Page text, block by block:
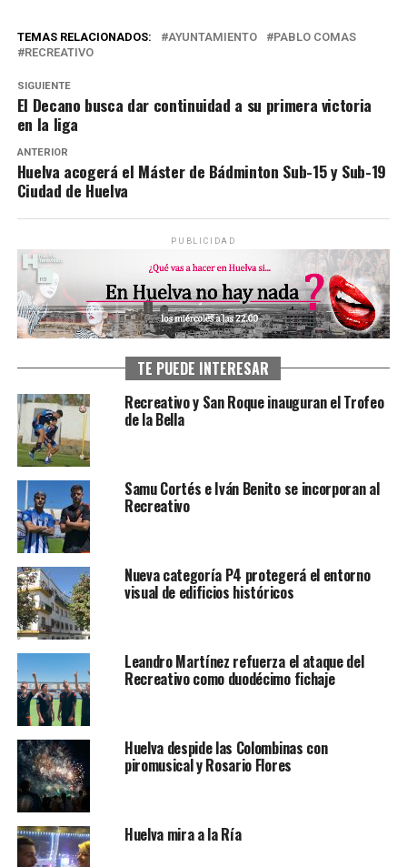
TEMAS RELACIONADOS: AYUNTAMIENTO
PABLO COMAS
RECREATIVO
SIGUIENTE
El Decano busca dar continuidad a su primera victoria
en la liga
ANTERIOR
Huelva acogerá el Máster de Bádminton Sub-15 y Sub-19
Ciudad de Huelva
PUBLICIDAD
TE PUEDE INTERESAR
Recreativo y San Roque inauguran el Trofeo
de la Bella
Samu Cortés e Iván Benito se incorporan al
Recreativo
Nueva categoría P4 protegerá el entorno
visual de edificios históricos
Leandro Martínez refuerza el ataque del
Recreativo como duodécimo fichaje
Huelva despide las Colombinas con
piromusical y Rosario Flores
Huelva mira a la Ría